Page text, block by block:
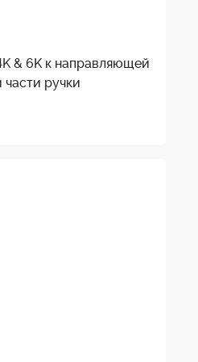
& 6K к направляющей
ручки